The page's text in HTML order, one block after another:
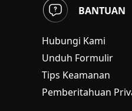
BANTUAN
Hubungi Kami
Unduh Formulir
Tips Keamanan
Pemberitahuan